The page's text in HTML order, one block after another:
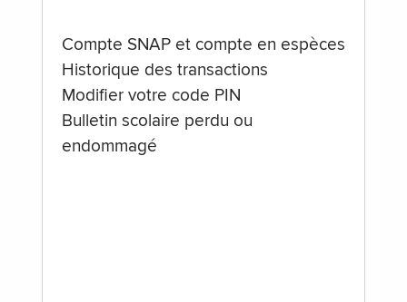
Compte SNAP et compte en espèces
Historique des transactions
Modifier votre code PIN
Bulletin scolaire perdu ou
endommagé